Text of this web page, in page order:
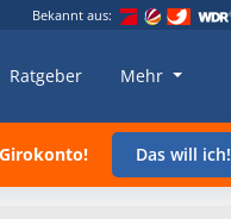
Bekannt aus:
Ratgeber Mehr
Das will ich!